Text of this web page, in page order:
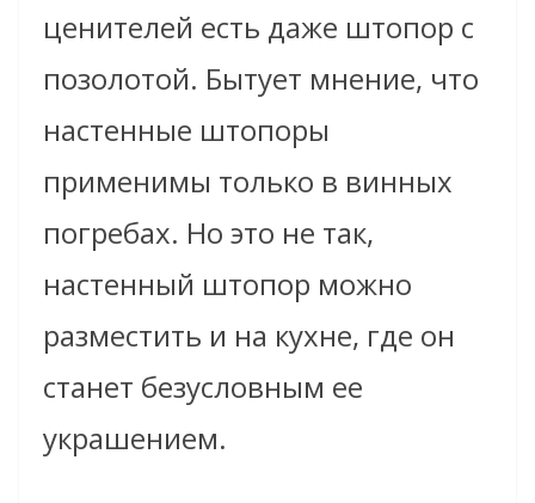
ценителей есть даже штопор с
позолотой. Бытует мнение, что
настенные штопоры
применимы только в винных
погребах. Но это не так,
настенный штопор можно
разместить и на кухне, где он
станет безусловным ее
украшением.